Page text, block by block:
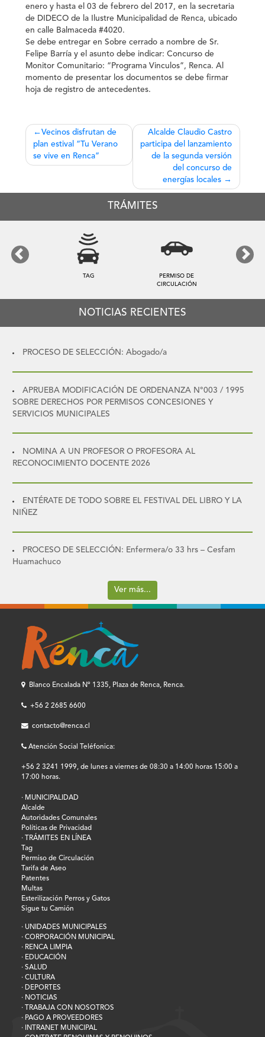
enero y hasta el 03 de febrero del 2017, en la secretaria
de DIDECO de la Ilustre Municipalidad de Renca, ubicado
en calle Balmaceda #4020.
Se debe entregar en Sobre cerrado a nombre de Sr.
Felipe Barría y el asunto debe indicar: Concurso de
Monitor Comunitario: “Programa Vinculos”, Renca. Al
momento de presentar los documentos se debe firmar
hoja de registro de antecedentes.
Navegación
de
Vecinos disfrutan de
plan estival “Tu Verano
se vive en Renca”
Alcalde Claudio Castro
participa del lanzamiento
de la segunda versión
del concurso de
energías locales
TRÁMITES
TAG
PERMISO DE
CIRCULACIÓN
Previous Next
NOTICIAS RECIENTES
PROCESO DE SELECCIÓN: Abogado/a
APRUEBA MODIFICACIÓN DE ORDENANZA N°003 / 1995
SOBRE DERECHOS POR PERMISOS CONCESIONES Y
SERVICIOS MUNICIPALES
NOMINA A UN PROFESOR O PROFESORA AL
RECONOCIMIENTO DOCENTE 2026
ENTÉRATE DE TODO SOBRE EL FESTIVAL DEL LIBRO Y LA
NIÑEZ
PROCESO DE SELECCIÓN: Enfermera/o 33 hrs – Cesfam
Huamachuco
Ver más...
Blanco Encalada Nº 1335, Plaza de Renca, Renca.
+56 2 2685 6600
contacto@renca.cl
Atención Social Teléfonica:
+56 2 3241 1999, de lunes a viernes de 08:30 a 14:00 horas 15:00 a
17:00 horas.
· MUNICIPALIDAD
Alcalde
Autoridades Comunales
Políticas de Privacidad
· TRÁMITES EN LÍNEA
Tag
Permiso de Circulación
Tarifa de Aseo
Patentes
Multas
Esterilización Perros y Gatos
Sigue tu Camión
· UNIDADES MUNICIPALES
· CORPORACIÓN MUNICIPAL
· RENCA LIMPIA
· EDUCACIÓN
· SALUD
· CULTURA
· DEPORTES
· NOTICIAS
· TRABAJA CON NOSOTROS
· PAGO A PROVEEDORES
· INTRANET MUNICIPAL